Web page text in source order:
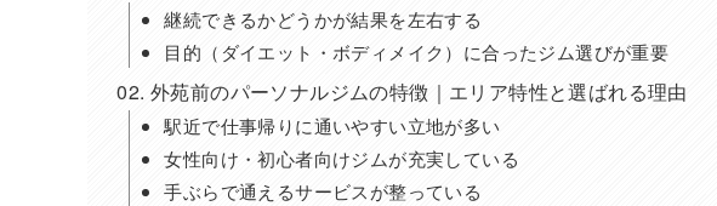
継続できるかどうかが結果を左右する
目的（ダイエット・ボディメイク）に合ったジム選びが重要
外苑前のパーソナルジムの特徴｜エリア特性と選ばれる理由
駅近で仕事帰りに通いやすい立地が多い
女性向け・初心者向けジムが充実している
手ぶらで通えるサービスが整っている